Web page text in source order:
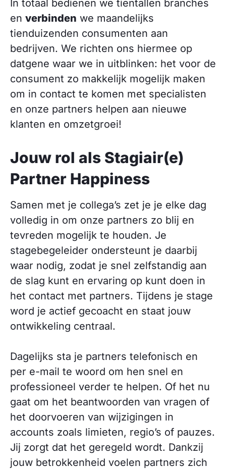
In totaal bedienen we tientallen branches
en verbinden we maandelijks
tienduizenden consumenten aan
bedrijven. We richten ons hiermee op
datgene waar we in uitblinken: het voor de
consument zo makkelijk mogelijk maken
om in contact te komen met specialisten
en onze partners helpen aan nieuwe
klanten en omzetgroei!
Jouw rol als Stagiair(e)
Partner Happiness
Samen met je collega’s zet je je elke dag
volledig in om onze partners zo blij en
tevreden mogelijk te houden. Je
stagebegeleider ondersteunt je daarbij
waar nodig, zodat je snel zelfstandig aan
de slag kunt en ervaring op kunt doen in
het contact met partners. Tijdens je stage
word je actief gecoacht en staat jouw
ontwikkeling centraal.
Dagelijks sta je partners telefonisch en
per e-mail te woord om hen snel en
professioneel verder te helpen. Of het nu
gaat om het beantwoorden van vragen of
het doorvoeren van wijzigingen in
accounts zoals limieten, regio’s of pauzes.
Jij zorgt dat het geregeld wordt. Dankzij
jouw betrokkenheid voelen partners zich